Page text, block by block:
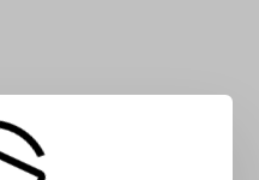
into the box: